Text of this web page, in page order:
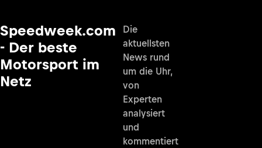
Speedweek.com
- Der beste
Motorsport im
Netz
Die
aktuellsten
News rund
um die Uhr,
von
Experten
analysiert
und
kommentiert